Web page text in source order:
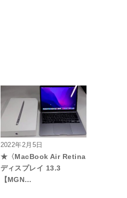
2022年2月5日
★〈MacBook Air Retina
ディスプレイ 13.3
【MGN…